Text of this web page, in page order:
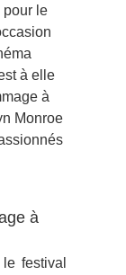
le
à elle
à
Monroe
à
le festival